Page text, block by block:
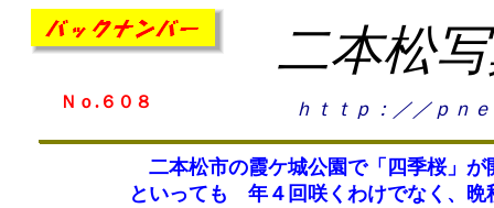
二本松
Ｎｏ.６０８ ｈｔｔｐ：／／ｐｎ
二本松市の霞ケ城公園で「四季桜」
といっても 年４回咲くわけでなく、晩